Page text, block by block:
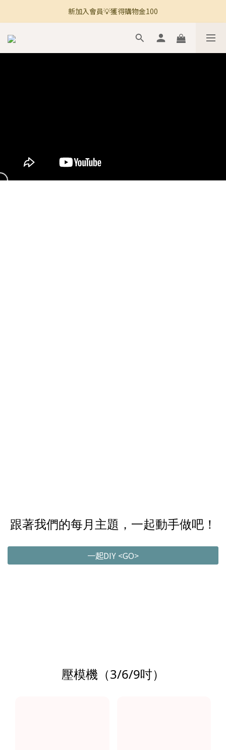
🚚 全館滿800免運 🚚
新加入會員💡獲得購物金100
🚚 全館滿800免運 🚚
跟著我們的每月主題，一起動手做吧！
一起DIY <GO>
壓模機（3/6/9吋）